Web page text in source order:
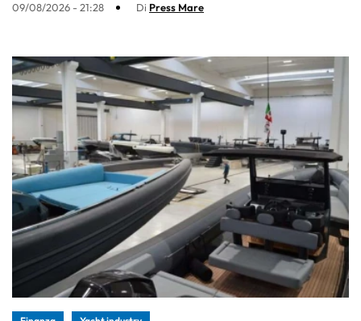
09/08/2026 - 21:28 Di Press Mare